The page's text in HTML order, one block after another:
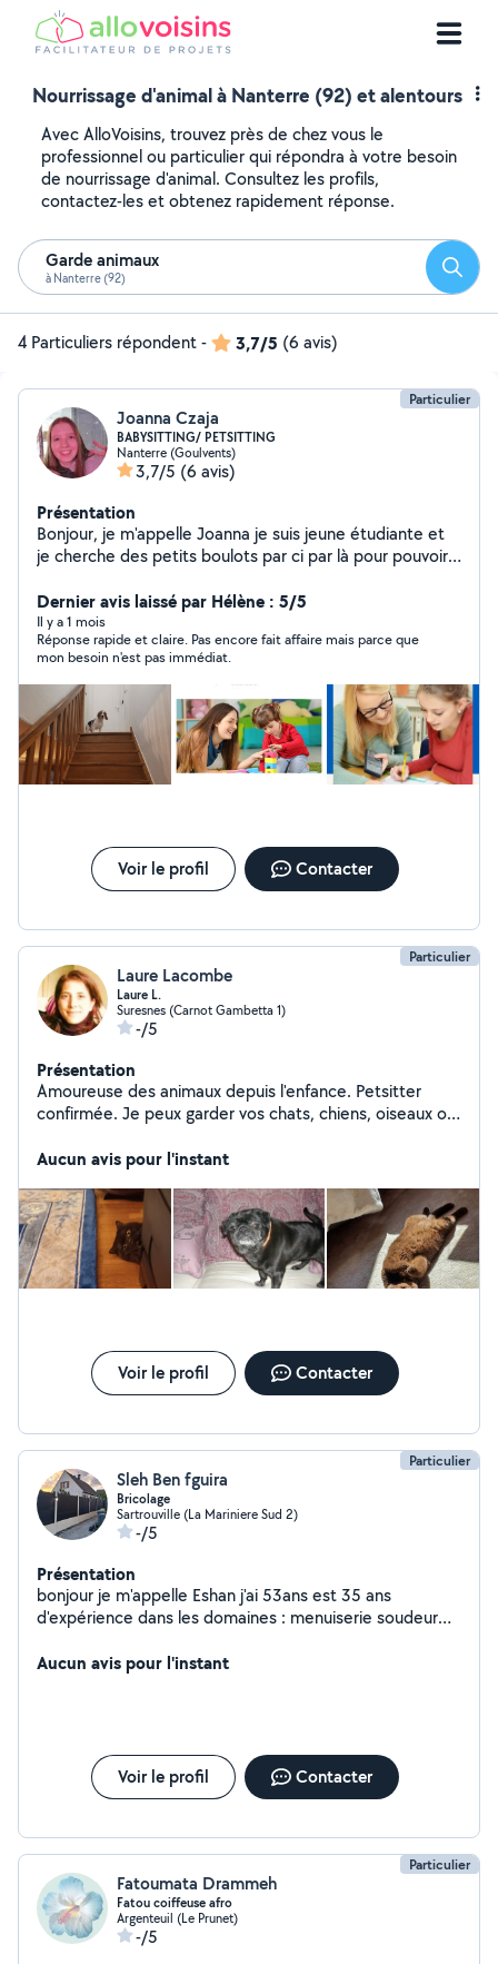
Nourrissage d'animal à Nanterre (92) et alentours
Avec AlloVoisins, trouvez près de chez vous le
professionnel ou particulier qui répondra à votre besoin
de nourrissage d'animal. Consultez les profils,
contactez-les et obtenez rapidement réponse.
Garde animaux
à Nanterre (92)
4 Particuliers répondent- 3,7/5 (6 avis)
Particulier
Joanna Czaja
BABYSITTING/ PETSITTING
Nanterre (Goulvents)
3,7/5 (6 avis)
Présentation
Bonjour, je m'appelle Joanna je suis jeune étudiante et
je cherche des petits boulots par ci par là pour pouvoir
d'enfants comme le babysitting mais aussi de l'aide au
devoirs de la maternelle jusqu'à la 2nd. Je m'occupe
aussi de pet sitting donc diferentes sorties ou visites
des animaux de compagnie. Pour plus d'informations
veuillez à me contacter.
Dernier avis laissé par Hélène : 5/5
Il y a 1 mois
Réponse rapide et claire. Pas encore fait affaire mais parce que
mon besoin n'est pas immédiat.
Voir le profil Contacter
Particulier
Laure Lacombe
Laure L.
Suresnes (Carnot Gambetta 1)
-/5
Présentation
Amoureuse des animaux depuis l'enfance. Petsitter
confirmée. Je peux garder vos chats, chiens, oiseaux ou
hair qui est malheureusement très exclusif. Je garde des
donc je suis très disponible en semaine et en week-end.
Aucun avis pour l'instant
Voir le profil Contacter
Particulier
Sleh Ben fguira
Bricolage
Sartrouville (La Mariniere Sud 2)
-/5
Présentation
bonjour je m'appelle Eshan j'ai 53ans est 35 ans
d'expérience dans les domaines : menuiserie soudeur
Aucun avis pour l'instant
Voir le profil Contacter
Particulier
Fatoumata Drammeh
Fatou coiffeuse afro
Argenteuil (Le Prunet)
-/5